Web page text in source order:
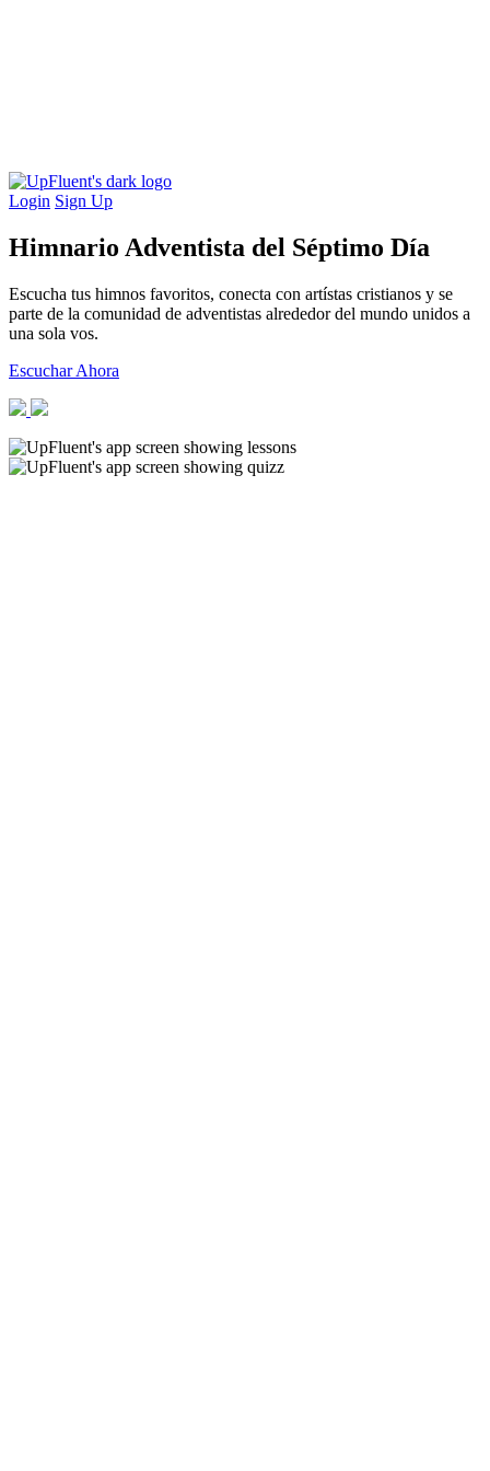
Login Sign Up
Himnario Adventista del Séptimo Día
Escucha tus himnos favoritos, conecta con artístas cristianos y se
parte de la comunidad de adventistas alrededor del mundo unidos a
una sola vos.
Escuchar Ahora